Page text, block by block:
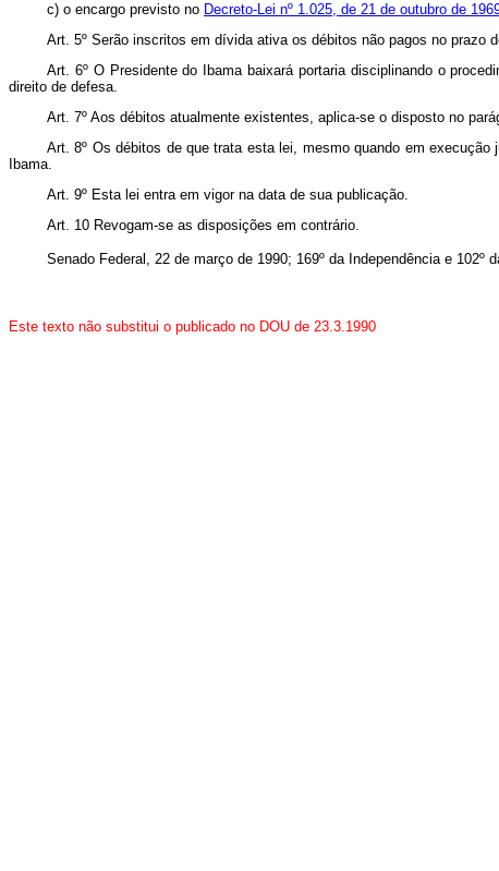
c) o encargo previsto no Decreto-Lei nº 1.025, de 21 de outubro de
Art. 5º Serão inscritos em dívida ativa os débitos não pagos no prazo
Art. 6º O Presidente do Ibama baixará portaria disciplinando o
direito de defesa.
Art. 7º Aos débitos atualmente existentes, aplica-se o disposto no
Art. 8º Os débitos de que trata esta lei, mesmo quando em
Ibama.
Art. 9º Esta lei entra em vigor na data de sua publicação.
Art. 10 Revogam-se as disposições em contrário.
Senado Federal, 22 de março de 1990; 169º da Independência e 102º
Este texto não substitui o publicado no DOU de 23.3.1990